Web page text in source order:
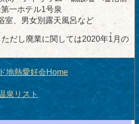
一ホテル1号泉
、男女別露天風呂など
だし廃業に関しては2020年1月の
地熱愛好会Home
泉リスト